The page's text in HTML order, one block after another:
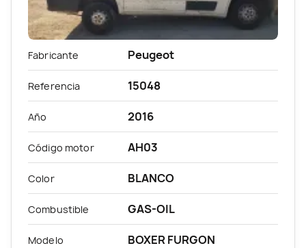
Fabricante Peugeot
Referencia 15048
Año 2016
Código motor AH03
Color BLANCO
Combustible GAS-OIL
Modelo BOXER FURGON